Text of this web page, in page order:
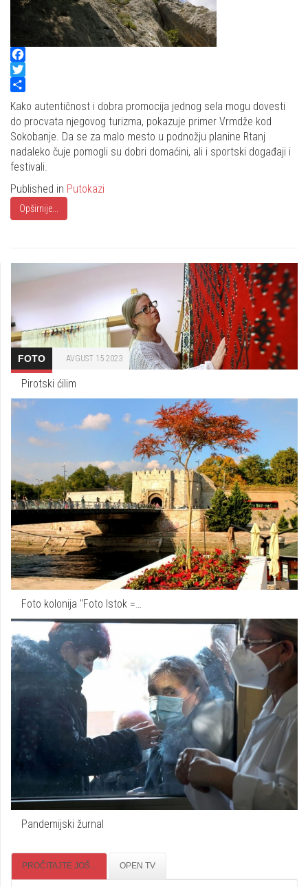
Facebook
Twitter
Share
Kako autentičnost i dobra promocija jednog sela mogu dovesti
do procvata njegovog turizma, pokazuje primer Vrmdže kod
Sokobanje. Da se za malo mesto u podnožju planine Rtanj
nadaleko čuje pomogli su dobri domaćini, ali i sportski događaji i
festivali.
Published in Putokazi
Opširnije...
FOTO AVGUST 15 2023
Pirotski ćilim
Foto kolonija "Foto Istok =…
Pandemijski žurnal
PROČITAJTE JOŠ... OPEN TV